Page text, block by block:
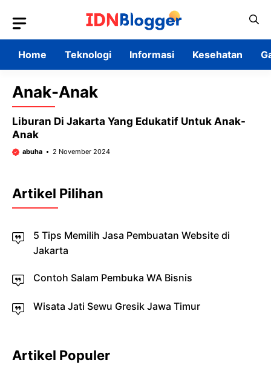
content
Home
Teknologi Informasi Kesehatan
Anak-Anak
Liburan Di Jakarta Yang Edukatif Untuk Anak-
Anak
abuha 2 November 2024
Artikel Pilihan
5 Tips Memilih Jasa Pembuatan Website di
Jakarta
Contoh Salam Pembuka WA Bisnis
Wisata Jati Sewu Gresik Jawa Timur
Artikel Populer